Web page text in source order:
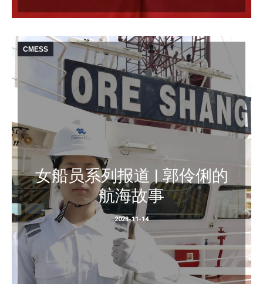
CMESS
女船员系列报道 | 郭伶俐的
航海故事
2023-11-14